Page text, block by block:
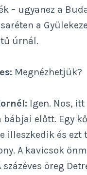
– ugyanez a
a
úrnál.
Megnézhetjük?
Igen. Nos,
bábjai előtt. Egy
illeszkedik és ezt
A kavicsok
százéves öreg